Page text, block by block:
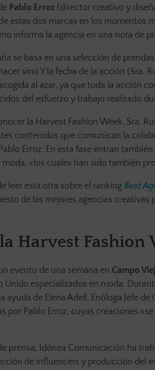
Pablo Erroz (director creativo y
estas dos marcas en los momentos
informa la agencia en una nota de
se basa en una selección de
vino Y la fecha de la acción (Sra.
al azar, ya que toda la acción
del esfuerzo y trabajo realizado
la Harvest Fashion Week, Sra.
contenidos que comunican la
Erroz. En esta fase entran
«los cuales han sido también
leer esta otra sobre el ranking Best
de las mejores agencias creativas
Harvest Fashion
evento de una semana en Campo
Unido especializados en moda.
de Elena Adell, Enóloga Jefe
por Pablo Erroz, cuyas creaciones
prensa, Idónea Comunicación ha
de influencers y producción del